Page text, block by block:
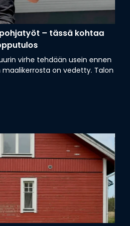
– tässä kohtaa
virhe tehdään usein ennen
on vedetty. Talon